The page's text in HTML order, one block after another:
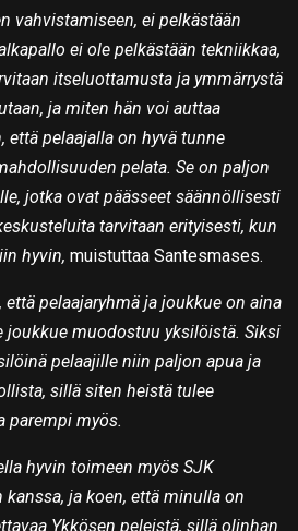
vahvistamiseen, ei pelkästään
ei ole pelkästään tekniikkaa,
itseluottamusta ja ymmärrystä
ja miten hän voi auttaa
että pelaajalla on hyvä tunne
pelata. Se on paljon
jotka ovat päässeet säännöllisesti
tarvitaan erityisesti, kun
hyvin, muistuttaa Santesmases.
että pelaajaryhmä ja joukkue on aina
joukkue muodostuu yksilöistä. Siksi
pelaajille niin paljon apua ja
sillä siten heistä tulee
parempi myös.
hyvin toimeen myös SJK
ja koen, että minulla on
Ykkösen peleistä, sillä olinhan